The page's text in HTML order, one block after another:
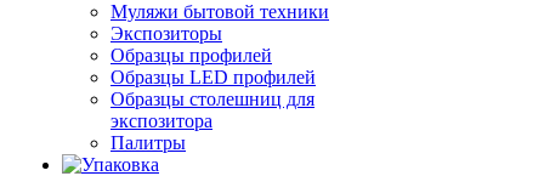
Муляжи бытовой техники
Экспозиторы
Образцы профилей
Образцы LED профилей
Образцы столешниц для
экспозитора
Палитры